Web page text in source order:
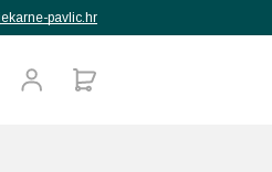
pavlic.hr